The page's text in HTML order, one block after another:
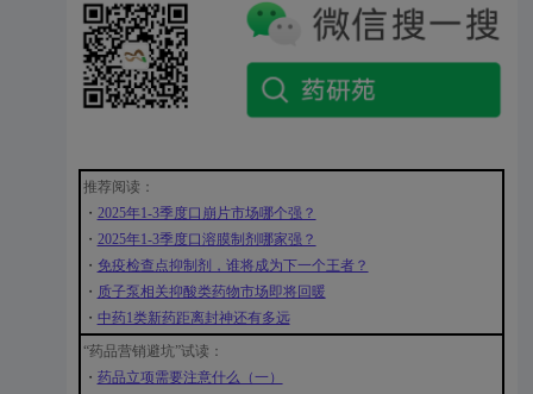
推荐阅读：
・ 2025年1-3季度口崩片市场哪个强？
・ 2025年1-3季度口溶膜制剂哪家强？
・ 免疫检查点抑制剂，谁将成为下一个王者？
・ 质子泵相关抑酸类药物市场即将回暖
・ 中药1类新药距离封神还有多远
“药品营销避坑”试读：
・ 药品立项需要注意什么（一）